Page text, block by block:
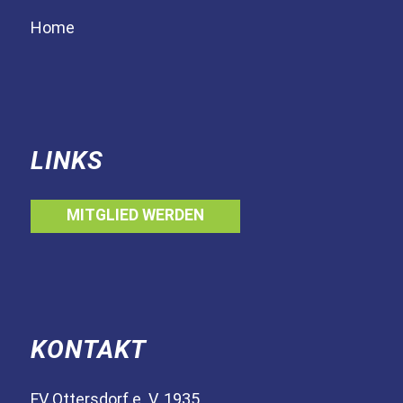
Home
LINKS
MITGLIED WERDEN
KONTAKT
FV Ottersdorf e. V. 1935